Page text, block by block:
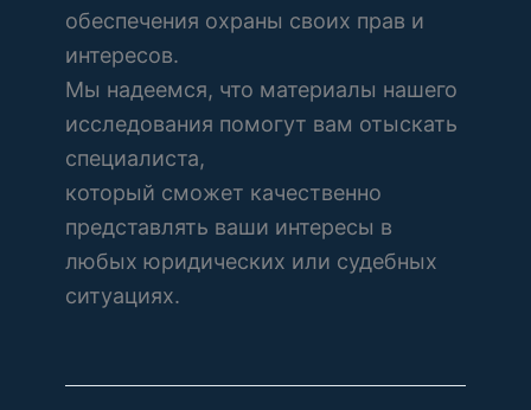
обеспечения охраны своих прав и
интересов.
Мы надеемся, что материалы нашего
исследования помогут вам отыскать
специалиста,
который сможет качественно
представлять ваши интересы в
любых юридических или судебных
ситуациях.